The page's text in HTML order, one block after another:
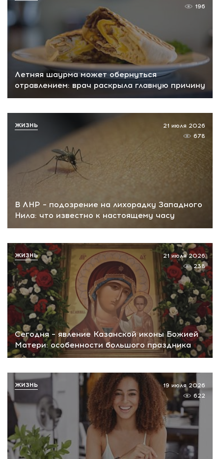
Летняя шаурма может обернуться
отравлением: врач раскрыла главную причину
196
В ЛНР – подозрение на лихорадку Западного
Нила: что известно к настоящему часу
21 июля 2026
678
ЖИЗНЬ
Сегодня – явление Казанской иконы Божией
Матери: особенности большого праздника
21 июля 2026
238
ЖИЗНЬ
19 июля 2026
622
ЖИЗНЬ